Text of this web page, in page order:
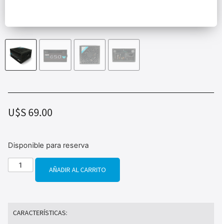
U$S 69.00
Disponible para reserva
AÑADIR AL CARRITO
CARACTERÍSTICAS: